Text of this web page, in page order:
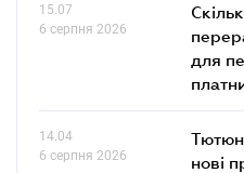
15.07
6 серпня 2026
для
14.04
6 серпня 2026
нові